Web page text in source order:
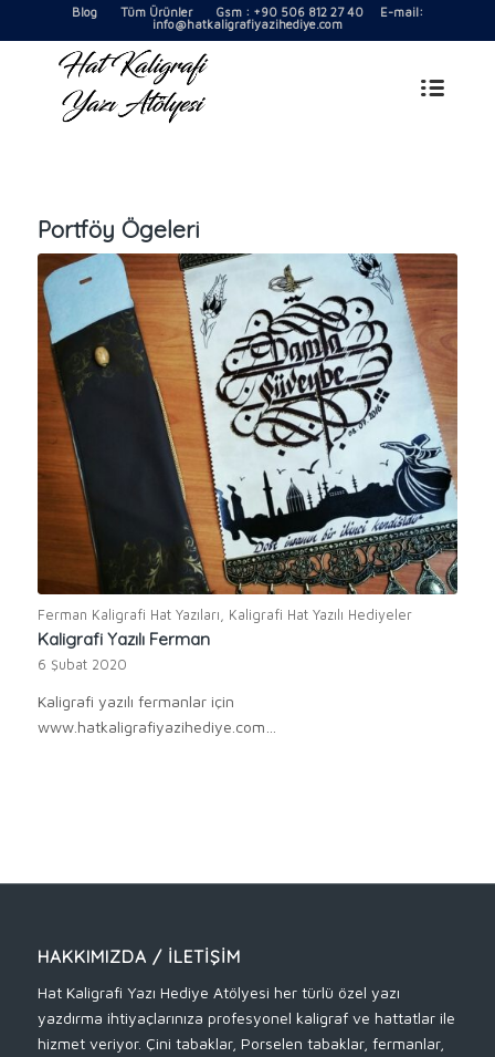
Blog Tüm ÜrünlerGsm : +90 506 812 27 40 E-mail:
info@hatkaligrafiyazihediye.com
Portföy Ögeleri
Ferman Kaligrafi Hat Yazıları Kaligrafi Hat Yazılı Hediyeler
Kaligrafi Yazılı Ferman
6 Şubat 2020
Kaligrafi yazılı fermanlar için
www.hatkaligrafiyazihediye.com…
HAKKIMIZDA / İLETIŞIM
Hat Kaligrafi Yazı Hediye Atölyesi her türlü özel yazı
yazdırma ihtiyaçlarınıza profesyonel kaligraf ve hattatlar ile
hizmet veriyor. Çini tabaklar, Porselen tabaklar, fermanlar,